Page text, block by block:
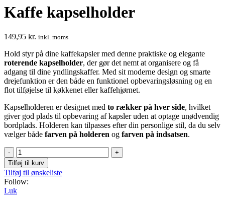
Kaffe kapselholder
149,95 kr. inkl. moms
Hold styr på dine kaffekapsler med denne praktiske og elegante
roterende kapselholder, der gør det nemt at organisere og få
adgang til dine yndlingskaffer. Med sit moderne design og smarte
drejefunktion er den både en funktionel opbevaringsløsning og en
flot tilføjelse til køkkenet eller kaffehjørnet.
Kapselholderen er designet med to rækker på hver side, hvilket
giver god plads til opbevaring af kapsler uden at optage unødvendig
bordplads. Holderen kan tilpasses efter din personlige stil, da du selv
vælger både farven på holderen og farven på indsatsen.
Kaffe
kapselholder
antal
Tilføj til kurv
Tilføj til ønskeliste
Follow:
Luk